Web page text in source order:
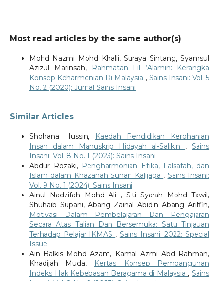
Most read articles by the same author(s)
Mohd Nazmi Mohd Khalli, Suraya Sintang, Syamsul
Azizul Marinsah,
Rahmatan Lil ‘Alamin: Kerangka
Konsep Keharmonian Di Malaysia , Sains Insani: Vol. 5
No. 2 (2020): Jurnal Sains Insani
Similar Articles
Shohana Hussin,
Kaedah Pendidikan Kerohanian
Insan dalam Manuskrip Hidayah al-Salikin ,Sains
Insani: Vol. 8 No. 1 (2023): Sains Insani
Abdur Rozaki, Pengharmonian Etika, Falsafah, dan
Islam dalam Khazanah Sunan Kalijaga , Sains Insani:
Vol. 9 No. 1 (2024): Sains Insani
Ainul Nadzifah Mohd Ali , Siti Syarah Mohd Tawil,
Shuhaib Supani, Abang Zainal Abidin Abang Ariffin,
Motivasi Dalam Pembelajaran Dan Pengajaran
Secara Atas Talian Dan Bersemuka: Satu Tinjauan
Terhadap Pelajar IKMAS , Sains Insani: 2022: Special
Issue
Ain Balkis Mohd Azam, Kamal Azmi Abd Rahman,
Khadijah Muda,
Kertas Konsep Pembangunan
Indeks Hak Kebebasan Beragama di Malaysia ,Sains